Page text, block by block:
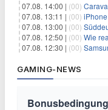
07.08. 14:00 | (00) Caravan
07.08. 13:11 | (00) iPhone
07.08. 13:00 | (00)
07.08. 12:50 | (00) Wie
07.08. 12:30 | (00) Samsung
GAMING-NEWS